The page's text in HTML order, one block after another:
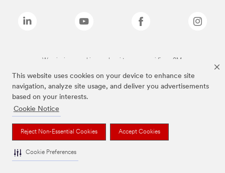
This website uses cookies on your device to enhance site
navigation, analyze site usage, and deliver you advertisements
based on your interests.
Cookie Notice
Reject Non-Essential Cookies Accept Cookies
Cookie Preferences
Wymienione marki są znakami towarowymi firmy 3M.